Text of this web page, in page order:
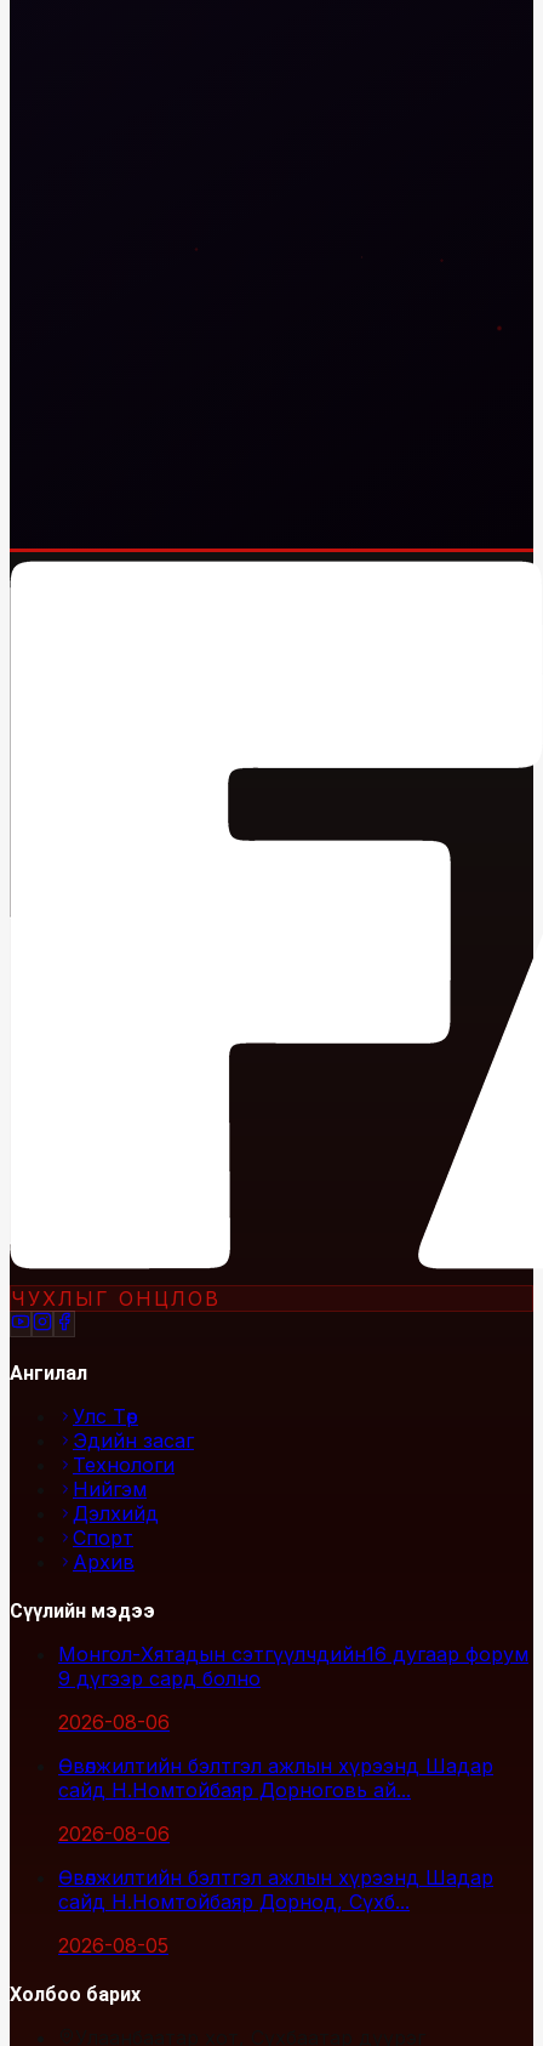
ЧУХЛЫГ ОНЦЛОВ
Ангилал
Улс Төр
Эдийн засаг
Технологи
Нийгэм
Дэлхийд
Спорт
Архив
Сүүлийн мэдээ
Монгол-Хятадын сэтгүүлчдийн16 дугаар форум
9 дүгээр сард болно
2026-08-06
Өвөлжилтийн бэлтгэл ажлын хүрээнд Шадар
сайд Н.Номтойбаяр Дорноговь ай...
2026-08-06
Өвөлжилтийн бэлтгэл ажлын хүрээнд Шадар
сайд Н.Номтойбаяр Дорнод, Сүхб...
2026-08-05
Холбоо барих